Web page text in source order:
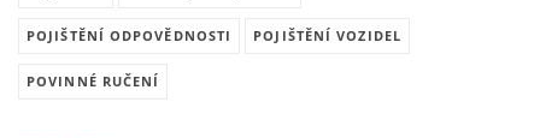
POJIŠTĚNÍ ODPOVĚDNOSTI POJIŠTĚNÍ VOZIDEL
POVINNÉ RUČENÍ